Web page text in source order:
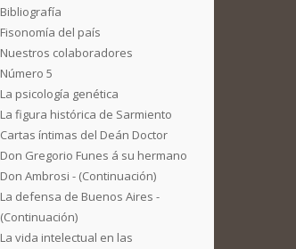
Bibliografía
Fisonomía del país
Nuestros colaboradores
Número 5
La psicología genética
La figura histórica de Sarmiento
Cartas íntimas del Deán Doctor
Don Gregorio Funes á su hermano
Don Ambrosi - (Continuación)
La defensa de Buenos Aires -
(Continuación)
La vida intelectual en las